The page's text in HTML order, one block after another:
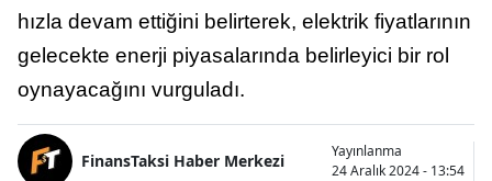
hızla devam ettiğini belirterek, elektrik fiyatlarının
gelecekte enerji piyasalarında belirleyici bir rol
oynayacağını vurguladı.
FinansTaksi Haber Merkezi
Yayınlanma
24 Aralık 2024 - 13:54